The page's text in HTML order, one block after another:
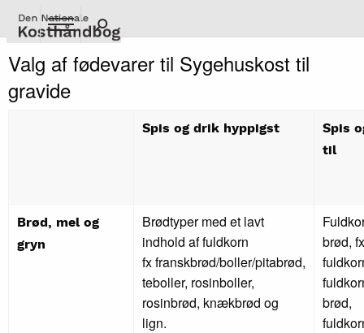
hovedindhold
Valg af fødevarer til Sygehuskost til
gravide
Spis og drik hyppigst
Spis
til
Brød, mel og
gryn
Brødtyper med et lavt
indhold af fuldkorn
fx franskbrød/boller/pitabrød,
teboller, rosinboller,
rosinbrød, knækbrød og
lign.
brød, fx
brød,